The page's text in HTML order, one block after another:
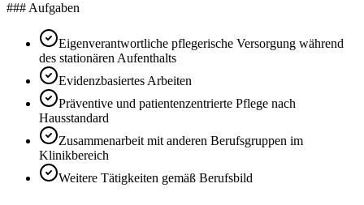
### Aufgaben
Eigenverantwortliche pflegerische Versorgung während
des stationären Aufenthalts
Evidenzbasiertes Arbeiten
Präventive und patientenzentrierte Pflege nach
Hausstandard
Zusammenarbeit mit anderen Berufsgruppen im
Klinikbereich
Weitere Tätigkeiten gemäß Berufsbild